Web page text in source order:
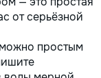
от серьёзной
можно простым